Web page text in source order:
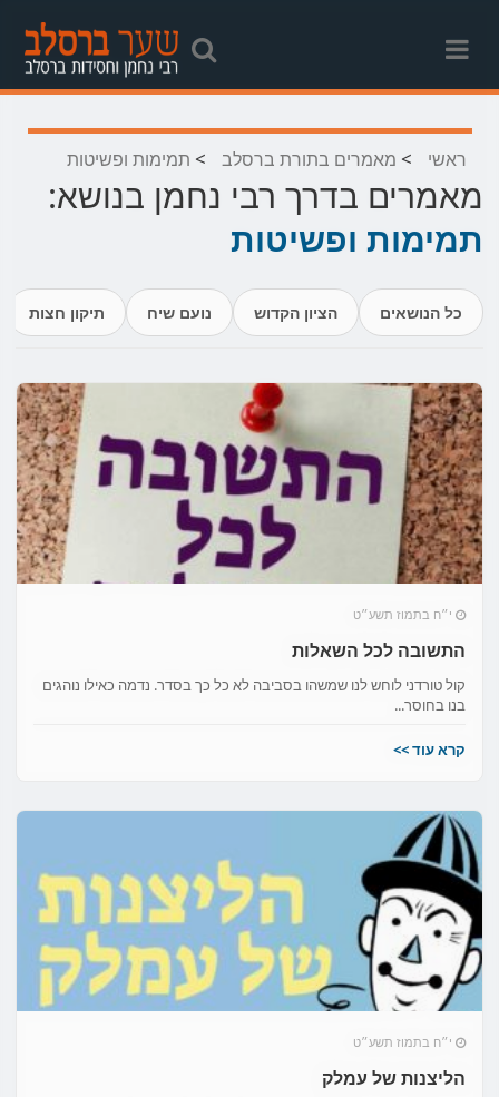
ראשי > מאמרים בתורת ברסלב > תמימות ופשיטות
מאמרים בדרך רבי נחמן בנושא:
תמימות ופשיטות
כל הנושאים הציון הקדוש נועם שיח תיקון חצות
י״ח בתמוז תשע״ט
התשובה לכל השאלות
קול טורדני לוחש לנו שמשהו בסביבה לא כל כך בסדר. נדמה כאילו נוהגים
בנו בחוסר...
קרא עוד >>
י״ח בתמוז תשע״ט
הליצנות של עמלק